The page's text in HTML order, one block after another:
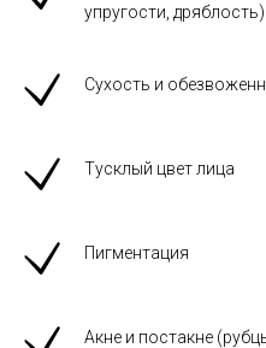
упругости, дряблость)
Сухость и
Тусклый цвет лица
Пигментация
Акне и постакне